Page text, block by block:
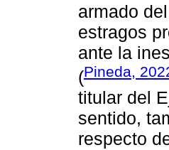
armado
estragos
ante la
(Pineda,
titular del
sentido,
respecto